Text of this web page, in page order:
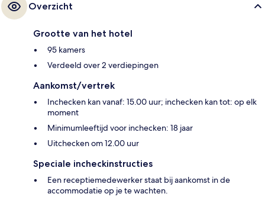
Overzicht
Grootte van het hotel
95 kamers
Verdeeld over 2 verdiepingen
Aankomst/vertrek
Inchecken kan vanaf: 15.00 uur; inchecken kan tot: op elk
moment
Minimumleeftijd voor inchecken: 18 jaar
Uitchecken om 12.00 uur
Speciale incheckinstructies
Een receptiemedewerker staat bij aankomst in de
accommodatie op je te wachten.